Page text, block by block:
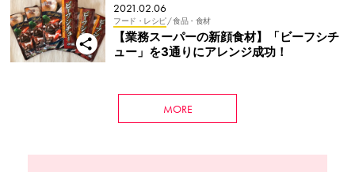
2021.02.06
フード・レシピ/ 食品・食材
【業務スーパーの新顔食材】「ビーフシチ
ュー」を3通りにアレンジ成功！
MORE